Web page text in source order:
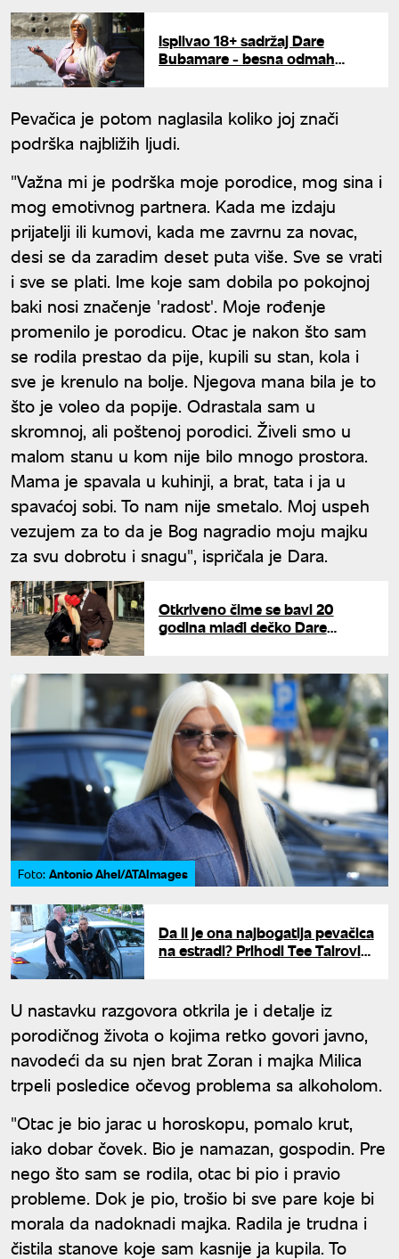
Isplivao 18+ sadržaj Dare
Bubamare - besna odmah
Pevačica je potom naglasila koliko joj znači
podrška najbližih ljudi.
"Važna mi je podrška moje porodice, mog sina i
mog emotivnog partnera. Kada me izdaju
prijatelji ili kumovi, kada me zavrnu za novac,
desi se da zaradim deset puta više. Sve se vrati
i sve se plati. Ime koje sam dobila po pokojnoj
baki nosi značenje 'radost'. Moje rođenje
promenilo je porodicu. Otac je nakon što sam
se rodila prestao da pije, kupili su stan, kola i
sve je krenulo na bolje. Njegova mana bila je to
što je voleo da popije. Odrastala sam u
skromnoj, ali poštenoj porodici. Živeli smo u
malom stanu u kom nije bilo mnogo prostora.
Mama je spavala u kuhinji, a brat, tata i ja u
spavaćoj sobi. To nam nije smetalo. Moj uspeh
vezujem za to da je Bog nagradio moju majku
za svu dobrotu i snagu", ispričala je Dara.
Otkriveno čime se bavi 20
godina mlađi dečko Dare
Foto: Antonio Ahel/ATAImages
Da li je ona najbogatija pevačica
na estradi? Prihodi Tee Tairović
U nastavku razgovora otkrila je i detalje iz
porodičnog života o kojima retko govori javno,
navodeći da su njen brat Zoran i majka Milica
trpeli posledice očevog problema sa alkoholom.
"Otac je bio jarac u horoskopu, pomalo krut,
iako dobar čovek. Bio je namazan, gospodin. Pre
nego što sam se rodila, otac bi pio i pravio
probleme. Dok je pio, trošio bi sve pare koje bi
morala da nadoknadi majka. Radila je trudna i
čistila stanove koje sam kasnije ja kupila. To